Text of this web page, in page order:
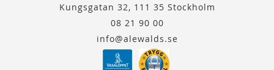
Kungsgatan 32, 111 35 Stockholm
08 21 90 00
info@alewalds.se